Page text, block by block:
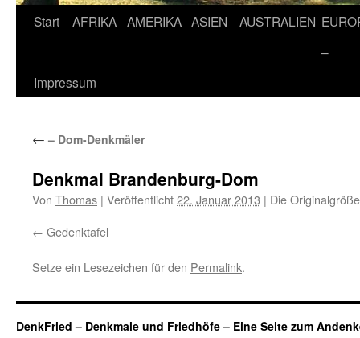
Start AFRIKA AMERIKA ASIEN AUSTRALIEN
–
Impressum
← – Dom-Denkmäler
Denkmal Brandenburg-Dom
Von Thomas | Veröffentlicht22. Januar 2013 | Die
Gedenktafel
Setze ein Lesezeichen für den Permalink.
DenkFried – Denkmale und Friedhöfe – Eine Seite zum